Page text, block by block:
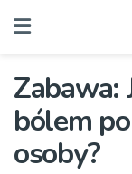
Zabawa:
bólem
osoby?